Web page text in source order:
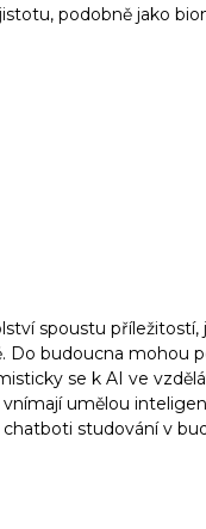
podobně jako
spoustu
Do budoucna mohou
se k AI ve
umělou
studování v